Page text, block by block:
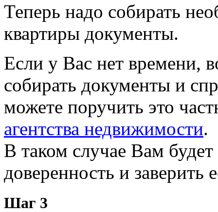
Теперь надо собирать
квартиры документы.
Если у Вас нет времени,
собирать документы и
можете поручить это
агентства недвижимости.
В таком случае Вам
доверенность и заверить
Шаг 3